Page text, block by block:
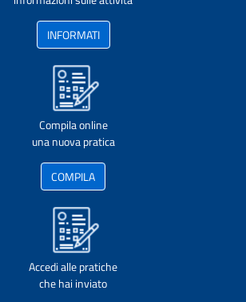
INFORMATI
Compila online
una nuova pratica
COMPILA
Accedi alle pratiche
che hai inviato